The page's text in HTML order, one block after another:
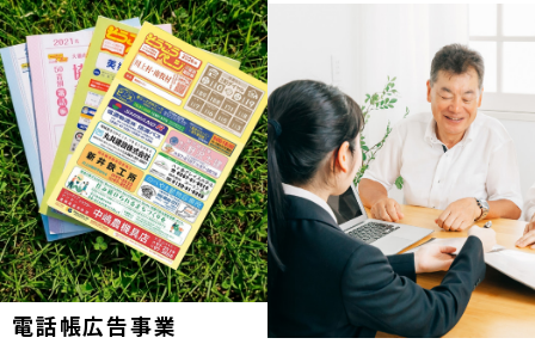
赤穂市版「わたしの終活覚書」が神戸新聞に掲載されました
2024.11.14
エンディングノート「わたしの終活覚書」書き方講座開催
2024.10.25
赤穂市エンディングノート「わたしの終活覚書」発刊式にて
2024.06.17
「未来創造企業」の第9期に認定されました
2023.07.24
電話帳広告事業